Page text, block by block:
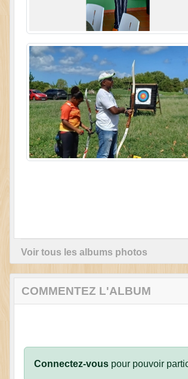
Voir tous les albums photos
COMMENTEZ L'ALBUM
Connectez-vous pour pouvoir